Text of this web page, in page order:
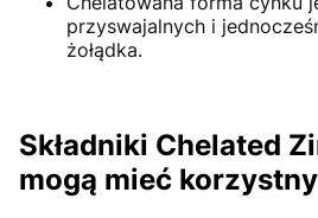
przyswajalnych i
żołądka.
Składniki Chelated
mogą mieć